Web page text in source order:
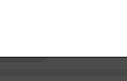
Slagelse Stads-